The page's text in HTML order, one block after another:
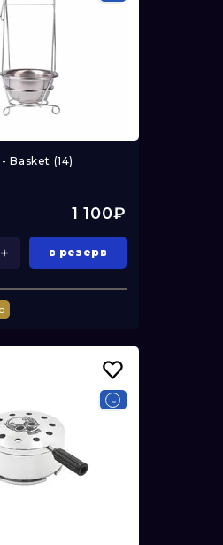
Basket (14)
1 100₽
+ в резерв